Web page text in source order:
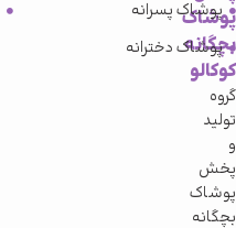
پوشاک
بچگانه
کوکالو
گروه
تولید
و
پخش
پوشاک
بچگانه
پوشاک پسرانه
پوشاک دخترانه